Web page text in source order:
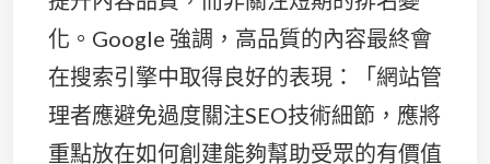
化。Google 強調，高品質的內容最終會
在搜索引擎中取得良好的表現：「網站管
理者應避免過度關注SEO技術細節，應將
重點放在如何創建能夠幫助受眾的有價值